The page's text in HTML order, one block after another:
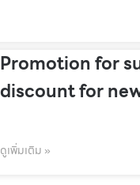
Promotion for
discount for
ดูเพิ่มเติม »